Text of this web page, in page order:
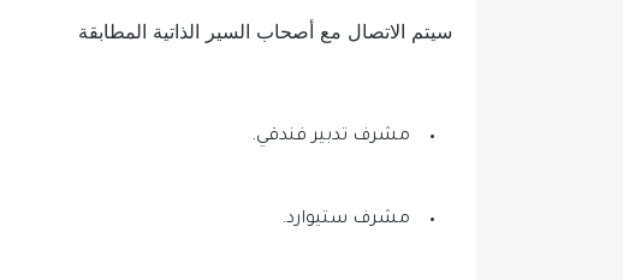
سيتم الاتصال مع أصحاب السير الذاتية المطابقة
مشرف تدبير فندقي.
مشرف ستيوارد.